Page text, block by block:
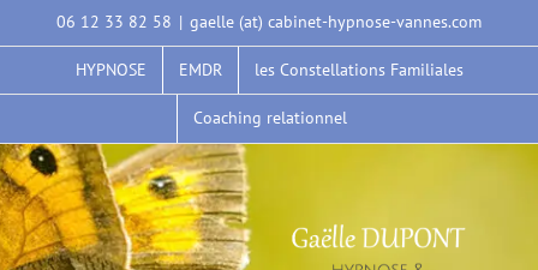
Passer
au
06 12 33 82 58 | gaelle (at) cabinet-hypnose-vannes.com
HYPNOSE EMDR les Constellations Familiales
Coaching relationnel